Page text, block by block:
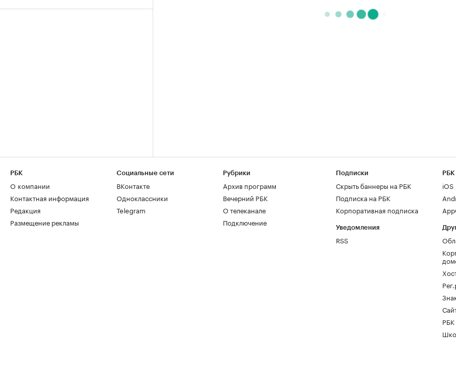
РБК
О компании
Контактная информация
Редакция
Размещение рекламы
Социальные сети
ВКонтакте
Одноклассники
Telegram
Рубрики
Архив программ
Вечерний РБК
О телеканале
Подключение
Подписки
Скрыть баннеры на РБК
Подписка на РБК
Корпоративная подписка
Уведомления
RSS
РБК
iOS